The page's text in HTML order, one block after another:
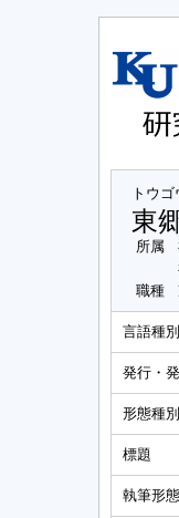
トウ
東
所属
職種
言語種別
発行・
形態種別
標題
執筆形態